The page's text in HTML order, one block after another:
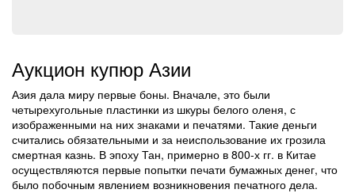
Аукцион купюр Азии
Азия дала миру первые боны. Вначале, это были
четырехугольные пластинки из шкуры белого оленя, с
изображенными на них знаками и печатями. Такие деньги
считались обязательными и за неиспользование их грозила
смертная казнь. В эпоху Тан, примерно в 800-х гг. в Китае
осуществляются первые попытки печати бумажных денег, что
было побочным явлением возникновения печатного дела.